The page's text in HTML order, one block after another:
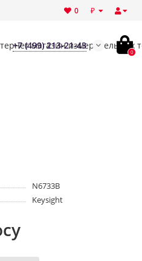
₽
0
+7 (499) 213-21-43
0
N6733B
Keysight